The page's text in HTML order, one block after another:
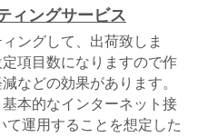
ィングサービス
ングして、出荷致しま
項目数になりますので作
などの効果があります。
本的なインターネット接
運用することを想定した